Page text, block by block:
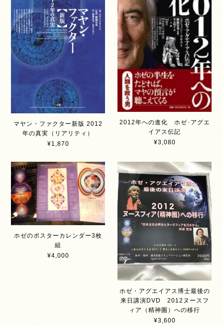
マヤン・ファクター新版 2012
年の真実（リアリティ）
¥1,870
2012年への進化 ホゼ･アグエ
イアス伝記
¥3,080
ホゼのポスターカレンダー3枚
組
¥4,000
ホゼ・アグエイアス博士最後の
来日講演DVD 2012ヌースフ
ィア（精神圏）への移行
¥3,600